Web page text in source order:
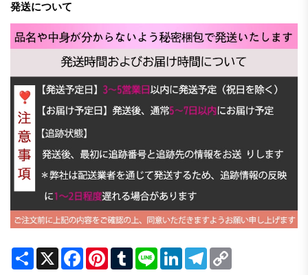
発送について
Share X FacebookPinterestTumblrLine LinkedInTelegram